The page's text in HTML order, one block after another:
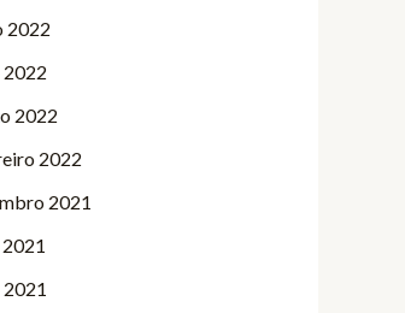
2022
2022
2022
2022
2021